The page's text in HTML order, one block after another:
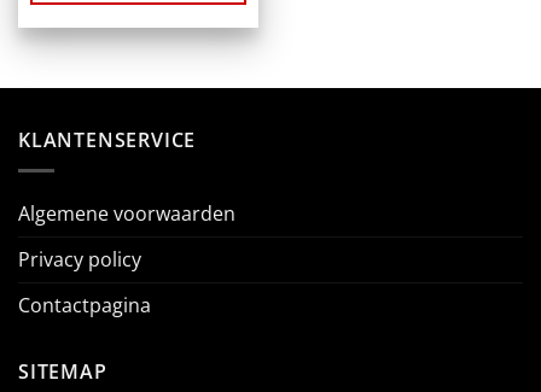
KLANTENSERVICE
Algemene voorwaarden
Privacy policy
Contactpagina
SITEMAP